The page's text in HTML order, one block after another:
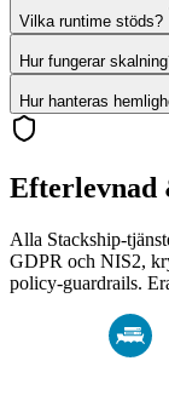
Vilka runtime stöds?
Hur fungerar
Hur hanteras
Efterlevnad
Alla
GDPR och NIS2,
policy‑guardrails.